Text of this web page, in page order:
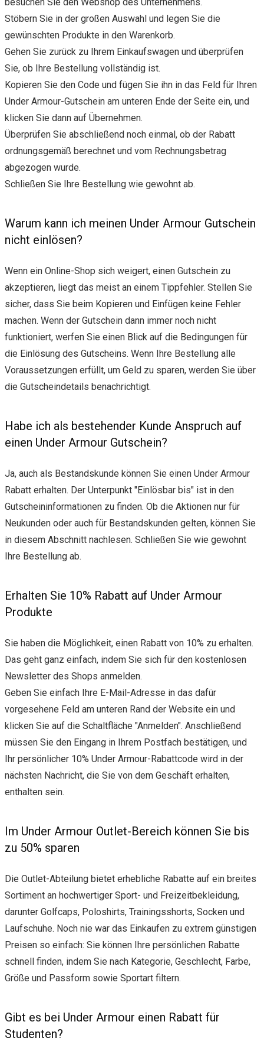
Stöbern Sie in der großen Auswahl und legen Sie die
gewünschten Produkte in den Warenkorb.
Gehen Sie zurück zu Ihrem Einkaufswagen und überprüfen
Sie, ob Ihre Bestellung vollständig ist.
Kopieren Sie den Code und fügen Sie ihn in das Feld für Ihren
Under Armour-Gutschein am unteren Ende der Seite ein, und
klicken Sie dann auf Übernehmen.
Überprüfen Sie abschließend noch einmal, ob der Rabatt
ordnungsgemäß berechnet und vom Rechnungsbetrag
abgezogen wurde.
Schließen Sie Ihre Bestellung wie gewohnt ab.
Warum kann ich meinen Under Armour Gutschein
nicht einlösen?
Wenn ein Online-Shop sich weigert, einen Gutschein zu
akzeptieren, liegt das meist an einem Tippfehler. Stellen Sie
sicher, dass Sie beim Kopieren und Einfügen keine Fehler
machen. Wenn der Gutschein dann immer noch nicht
funktioniert, werfen Sie einen Blick auf die Bedingungen für
die Einlösung des Gutscheins. Wenn Ihre Bestellung alle
Voraussetzungen erfüllt, um Geld zu sparen, werden Sie über
die Gutscheindetails benachrichtigt.
Habe ich als bestehender Kunde Anspruch auf
einen Under Armour Gutschein?
Ja, auch als Bestandskunde können Sie einen Under Armour
Rabatt erhalten. Der Unterpunkt "Einlösbar bis" ist in den
Gutscheininformationen zu finden. Ob die Aktionen nur für
Neukunden oder auch für Bestandskunden gelten, können Sie
in diesem Abschnitt nachlesen. Schließen Sie wie gewohnt
Ihre Bestellung ab.
Erhalten Sie 10% Rabatt auf Under Armour
Produkte
Sie haben die Möglichkeit, einen Rabatt von 10% zu erhalten.
Das geht ganz einfach, indem Sie sich für den kostenlosen
Newsletter des Shops anmelden.
Geben Sie einfach Ihre E-Mail-Adresse in das dafür
vorgesehene Feld am unteren Rand der Website ein und
klicken Sie auf die Schaltfläche "Anmelden". Anschließend
müssen Sie den Eingang in Ihrem Postfach bestätigen, und
Ihr persönlicher 10% Under Armour-Rabattcode wird in der
nächsten Nachricht, die Sie von dem Geschäft erhalten,
enthalten sein.
Im Under Armour Outlet-Bereich können Sie bis
zu 50% sparen
Die Outlet-Abteilung bietet erhebliche Rabatte auf ein breites
Sortiment an hochwertiger Sport- und Freizeitbekleidung,
darunter Golfcaps, Poloshirts, Trainingsshorts, Socken und
Laufschuhe. Noch nie war das Einkaufen zu extrem günstigen
Preisen so einfach: Sie können Ihre persönlichen Rabatte
schnell finden, indem Sie nach Kategorie, Geschlecht, Farbe,
Größe und Passform sowie Sportart filtern.
Gibt es bei Under Armour einen Rabatt für
Studenten?